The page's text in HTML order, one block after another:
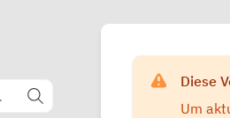
Diese
Um